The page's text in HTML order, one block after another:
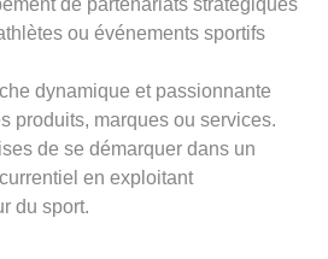
de partenariats stratégiques
ou événements sportifs
dynamique et passionnante
produits, marques ou services.
de se démarquer dans un
en exploitant
du sport.